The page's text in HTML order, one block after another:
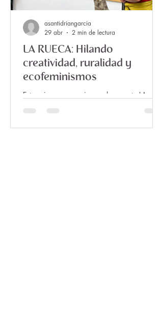
LA RUECA: Hilando
creatividad, ruralidad y
ecofeminismos
Esta primavera comienza el proyecto LA
el medio rural. En un mundo cada vez más
asantidriangarcia
29 abr
2 min de lectura